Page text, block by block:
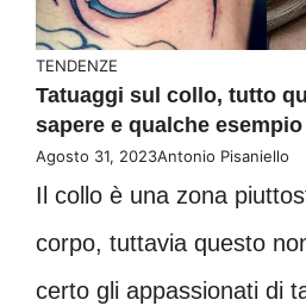
TENDENZE
Tatuaggi sul collo, tutto
sapere e qualche esempio
Agosto 31, 2023Antonio Pisaniello
Il collo è una zona
corpo, tuttavia questo
certo gli appassionati di